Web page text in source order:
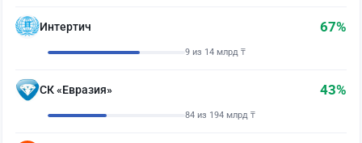
Интертич 67%
9 из 14 млрд ₸
СК «Евразия» 43%
84 из 194 млрд ₸